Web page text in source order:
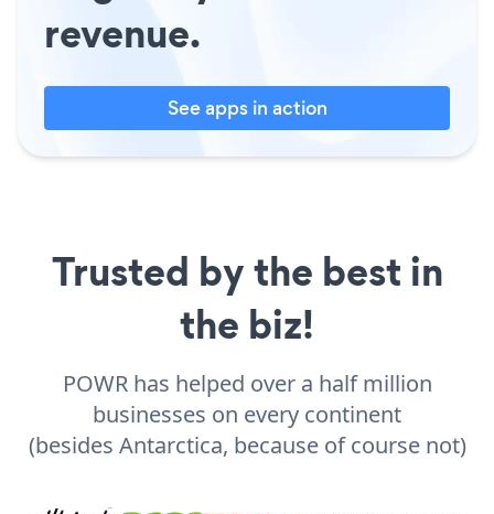
revenue.
See apps in action
Trusted by the best in
the biz!
POWR has helped over a half million
businesses on every continent
(besides Antarctica, because of course not)